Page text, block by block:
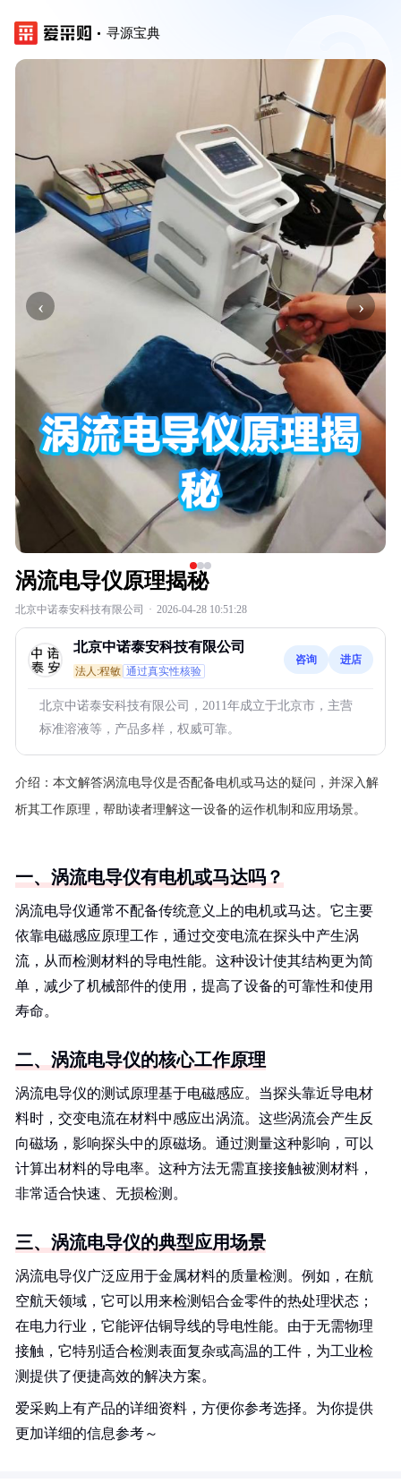
寻源宝典
‹ ›
涡流电导仪原理揭秘
北京中诺泰安科技有限公司 · 2026-04-28 10:51:28
北京中诺泰安科技有限公司
法人:程敏 通过真实性核验
咨询 进店
北京中诺泰安科技有限公司，2011年成立于北京市，主营
标准溶液等，产品多样，权威可靠。
介绍： 本文解答涡流电导仪是否配备电机或马达的疑问，并深入解
析其工作原理，帮助读者理解这一设备的运作机制和应用场景。
一、涡流电导仪有电机或马达吗？
涡流电导仪通常不配备传统意义上的电机或马达。它主要
依靠电磁感应原理工作，通过交变电流在探头中产生涡
流，从而检测材料的导电性能。这种设计使其结构更为简
单，减少了机械部件的使用，提高了设备的可靠性和使用
寿命。
二、涡流电导仪的核心工作原理
涡流电导仪的测试原理基于电磁感应。当探头靠近导电材
料时，交变电流在材料中感应出涡流。这些涡流会产生反
向磁场，影响探头中的原磁场。通过测量这种影响，可以
计算出材料的导电率。这种方法无需直接接触被测材料，
非常适合快速、无损检测。
三、涡流电导仪的典型应用场景
涡流电导仪广泛应用于金属材料的质量检测。例如，在航
空航天领域，它可以用来检测铝合金零件的热处理状态；
在电力行业，它能评估铜导线的导电性能。由于无需物理
接触，它特别适合检测表面复杂或高温的工件，为工业检
测提供了便捷高效的解决方案。
爱采购上有产品的详细资料，方便你参考选择。为你提供
更加详细的信息参考～